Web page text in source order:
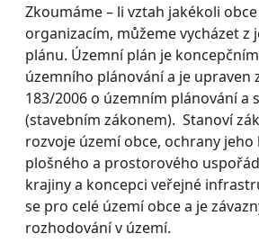
Zkoumáme – li vztah jakékoli
organizacím, můžeme vycházet z
plánu. Územní plán je
územního plánování a je upraven
183/2006 o územním plánování a
(stavebním zákonem). Stanoví
rozvoje území obce, ochrany
plošného a prostorového
krajiny a koncepci veřejné
se pro celé území obce a je
rozhodování v území.